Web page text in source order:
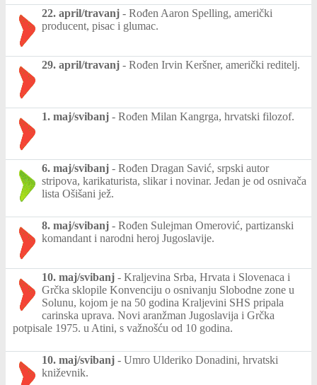
22. april/travanj - Rođen Aaron Spelling, američki
producent, pisac i glumac.
29. april/travanj - Rođen Irvin Keršner, američki reditelj.
1. maj/svibanj - Rođen Milan Kangrga, hrvatski filozof.
6. maj/svibanj - Rođen Dragan Savić, srpski autor
stripova, karikaturista, slikar i novinar. Jedan je od osnivača
lista Ošišani jež.
8. maj/svibanj - Rođen Sulejman Omerović, partizanski
komandant i narodni heroj Jugoslavije.
10. maj/svibanj - Kraljevina Srba, Hrvata i Slovenaca i
Grčka sklopile Konvenciju o osnivanju Slobodne zone u
Solunu, kojom je na 50 godina Kraljevini SHS pripala
carinska uprava. Novi aranžman Jugoslavija i Grčka
potpisale 1975. u Atini, s važnošću od 10 godina.
10. maj/svibanj - Umro Ulderiko Donadini, hrvatski
kniževnik.